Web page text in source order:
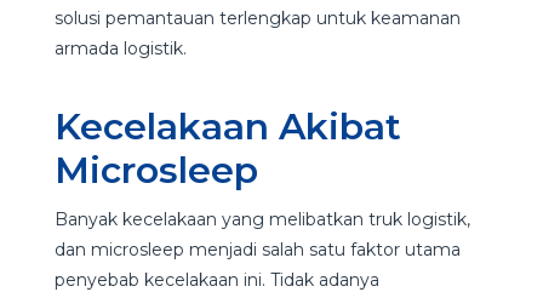
solusi pemantauan terlengkap untuk keamanan
armada logistik.
Kecelakaan Akibat
Microsleep
Banyak kecelakaan yang melibatkan truk logistik,
dan microsleep menjadi salah satu faktor utama
penyebab kecelakaan ini. Tidak adanya